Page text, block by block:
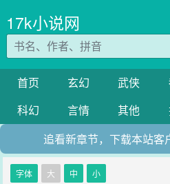
17k小说网
首页 玄幻 武侠
科幻
言情 其他
追看新章节，下载本站客
字体 大 中 小